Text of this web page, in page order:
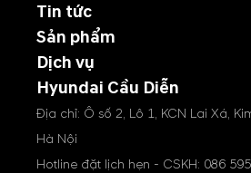
Tin tức
Sản phẩm
Dịch vụ
Hyundai Cầu Diễn
Địa chỉ: Ô số 2, Lô 1, KCN Lai Xá,
Hà Nội
Hotline đặt lịch hẹn - CSKH: 086